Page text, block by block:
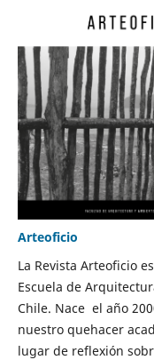
Arteoficio
La Revista Arteoficio
Escuela de
Chile. Nace el año
nuestro quehacer
lugar de reflexión